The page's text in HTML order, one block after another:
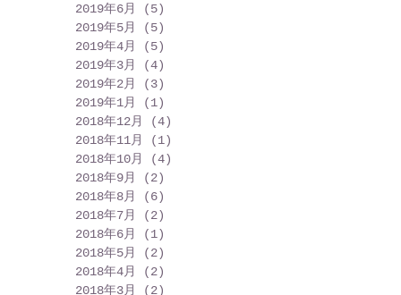
2019年6月
(5)
2019年5月
(5)
2019年4月
(5)
2019年3月
(4)
2019年2月
(3)
2019年1月
(1)
2018年12月
(4)
2018年11月
(1)
2018年10月
(4)
2018年9月
(2)
2018年8月
(6)
2018年7月
(2)
2018年6月
(1)
2018年5月
(2)
2018年4月
(2)
2018年3月
(2)